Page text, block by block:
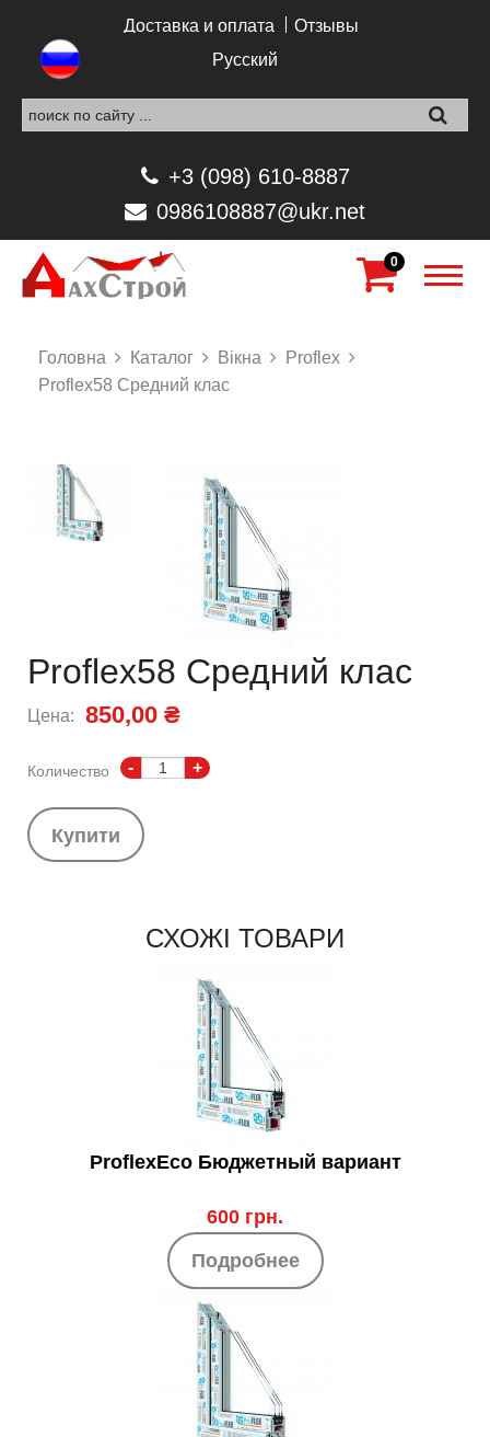
Доставка и оплата
Отзывы
Русский
+3 (098) 610-8887
0986108887@ukr.net
0
Головна Каталог Вікна
Proflex
Proflex58 Средний клас
Proflex58 Средний клас
Цена: 850,00 ₴
Количество - +
Купити
СХОЖІ ТОВАРИ
ProflexEco Бюджетный вариант
600 грн.
Подробнее